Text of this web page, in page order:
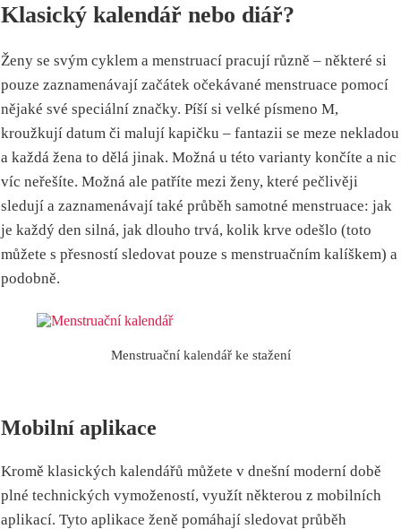
Klasický kalendář nebo diář?
Ženy se svým cyklem a menstruací pracují různě – některé si
pouze zaznamenávají začátek očekávané menstruace pomocí
nějaké své speciální značky. Píší si velké písmeno M,
kroužkují datum či malují kapičku – fantazii se meze nekladou
a každá žena to dělá jinak. Možná u této varianty končíte a nic
víc neřešíte. Možná ale patříte mezi ženy, které pečlivěji
sledují a zaznamenávají také průběh samotné menstruace: jak
je každý den silná, jak dlouho trvá, kolik krve odešlo (toto
můžete s přesností sledovat pouze s menstruačním kalíškem) a
podobně.
Menstruační kalendář ke stažení
Mobilní aplikace
Kromě klasických kalendářů můžete v dnešní moderní době
plné technických vymožeností, využít některou z mobilních
aplikací. Tyto aplikace ženě pomáhají sledovat průběh